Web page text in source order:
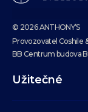
© 2026 ANTHONY’S
Provozovatel Coshile
BB Centrum budova
Užitečné